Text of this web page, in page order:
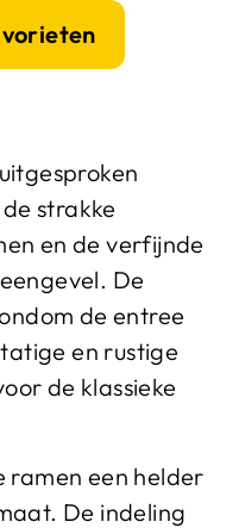
strakke
en de verfijnde
De
de entree
en rustige
de klassieke
ramen een helder
De indeling